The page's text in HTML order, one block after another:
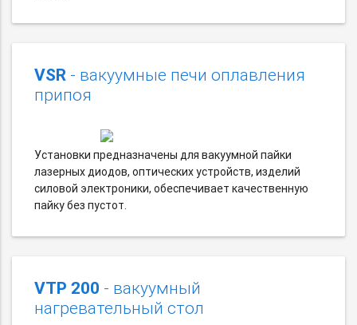
VSR - вакуумные печи оплавления
припоя
Установки предназначены для вакуумной пайки
лазерных диодов, оптических устройств, изделий
силовой электроники, обеспечивает качественную
пайку без пустот.
VTP 200 - вакуумный
нагревательный стол